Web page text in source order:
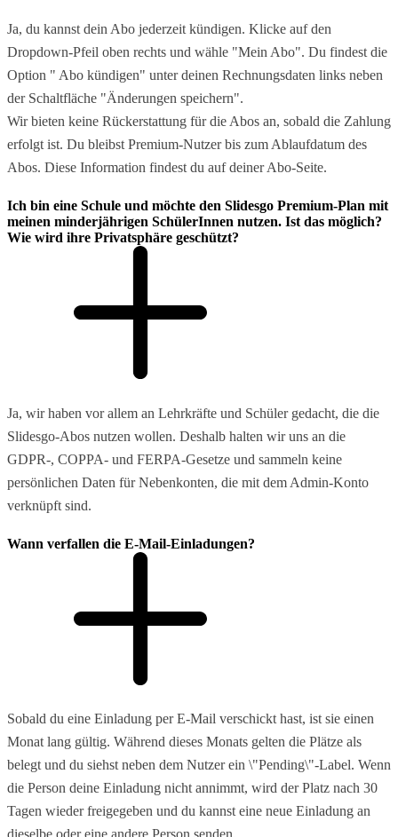
Ja, du kannst dein Abo jederzeit kündigen. Klicke auf den
Dropdown-Pfeil oben rechts und wähle "Mein Abo". Du findest die
Option " Abo kündigen" unter deinen Rechnungsdaten links neben
der Schaltfläche "Änderungen speichern".
Wir bieten keine Rückerstattung für die Abos an, sobald die Zahlung
erfolgt ist. Du bleibst Premium-Nutzer bis zum Ablaufdatum des
Abos. Diese Information findest du auf deiner Abo-Seite.
Ich bin eine Schule und möchte den Slidesgo Premium-Plan mit
meinen minderjährigen SchülerInnen nutzen. Ist das möglich?
Wie wird ihre Privatsphäre geschützt?
Ja, wir haben vor allem an Lehrkräfte und Schüler gedacht, die die
Slidesgo-Abos nutzen wollen. Deshalb halten wir uns an die
GDPR-, COPPA- und FERPA-Gesetze und sammeln keine
persönlichen Daten für Nebenkonten, die mit dem Admin-Konto
verknüpft sind.
Wann verfallen die E-Mail-Einladungen?
Sobald du eine Einladung per E-Mail verschickt hast, ist sie einen
Monat lang gültig. Während dieses Monats gelten die Plätze als
belegt und du siehst neben dem Nutzer ein \"Pending\"-Label. Wenn
die Person deine Einladung nicht annimmt, wird der Platz nach 30
Tagen wieder freigegeben und du kannst eine neue Einladung an